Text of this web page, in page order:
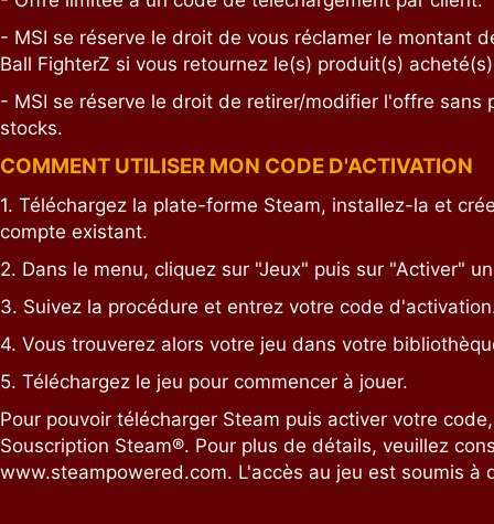
- MSI se réserve le droit de vous réclamer le montant
Ball FighterZ si vous retournez le(s) produit(s)
- MSI se réserve le droit de retirer/modifier l'offre sans
stocks.
COMMENT UTILISER MON CODE D'ACTIVATION
1. Téléchargez la plate-forme Steam, installez-la et
compte existant.
2. Dans le menu, cliquez sur "Jeux" puis sur "Activer"
3. Suivez la procédure et entrez votre code
4. Vous trouverez alors votre jeu dans votre
5. Téléchargez le jeu pour commencer à jouer.
Pour pouvoir télécharger Steam puis activer votre
Souscription Steam®. Pour plus de détails, veuillez
www.steampowered.com. L'accès au jeu est soumis à